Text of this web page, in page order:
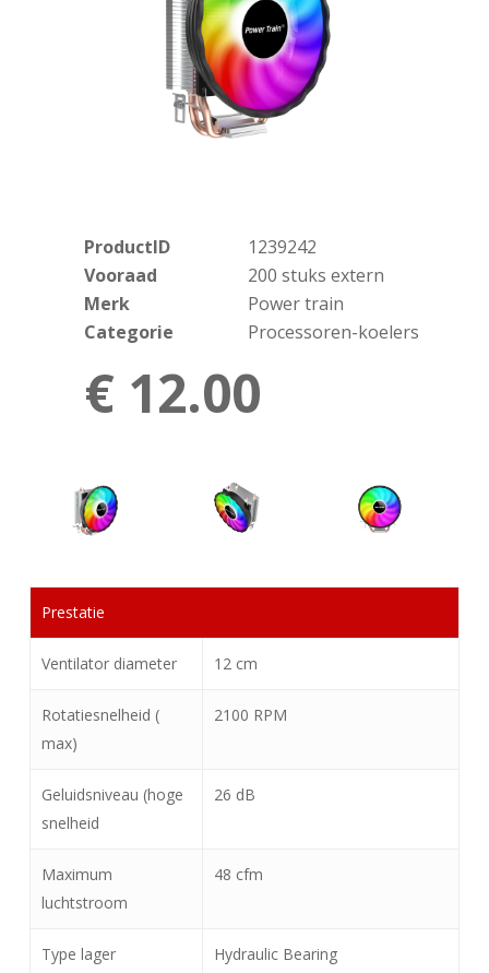
ProductID
1239242
Vooraad
200 stuks extern
Merk
Power train
Categorie
Processoren-koelers
€ 12.00
Prestatie
Ventilator diameter 12 cm
Rotatiesnelheid (
max)
2100 RPM
Geluidsniveau (hoge
snelheid
26 dB
Maximum
luchtstroom
48 cfm
Type lager Hydraulic Bearing